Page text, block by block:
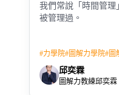
我們常說「時間管理
被管理過。
#力學院#圖解力學院#圖
邱奕霖
圖解力教練邱奕霖